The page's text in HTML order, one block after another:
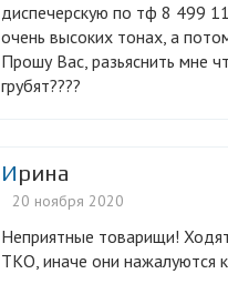
диспечерскую по тф 8 499
очень высоких тонах, а
Прошу Вас, разьяснить мне
грубят????
Ирина
20 ноября 2020
Неприятные товарищи! Ходят по ТЦ и общаются, как в 90е, что все обязаны заключать договора с ними на вывоз
ТКО, иначе они нажалуются